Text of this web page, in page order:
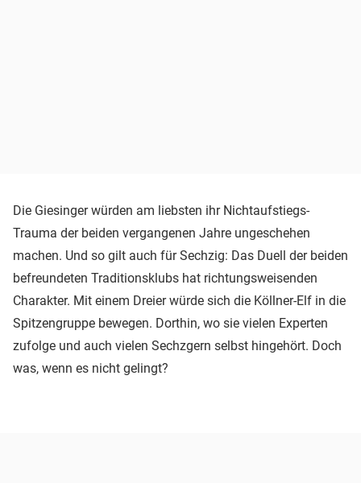
Die Giesinger würden am liebsten ihr Nichtaufstiegs-
Trauma der beiden vergangenen Jahre ungeschehen
machen. Und so gilt auch für Sechzig: Das Duell der beiden
befreundeten Traditionsklubs hat richtungsweisenden
Charakter. Mit einem Dreier würde sich die Köllner-Elf in die
Spitzengruppe bewegen. Dorthin, wo sie vielen Experten
zufolge und auch vielen Sechzgern selbst hingehört. Doch
was, wenn es nicht gelingt?